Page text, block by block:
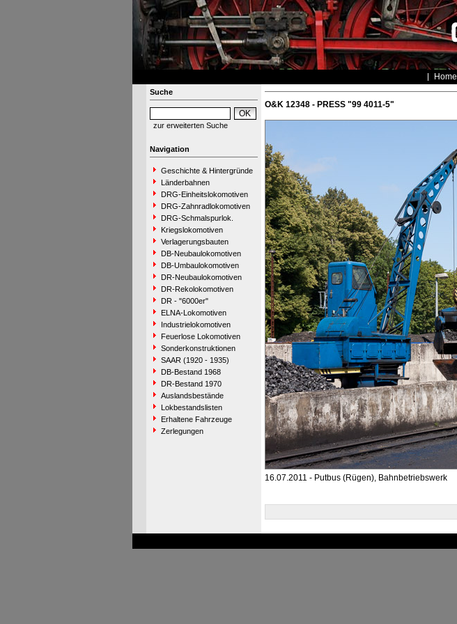
Home
Suche
zur erweiterten Suche
Navigation
Geschichte & Hintergründe
Länderbahnen
DRG-Einheitslokomotiven
DRG-Zahnradlokomotiven
DRG-Schmalspurlok.
Kriegslokomotiven
Verlagerungsbauten
DB-Neubaulokomotiven
DB-Umbaulokomotiven
DR-Neubaulokomotiven
DR-Rekolokomotiven
DR - "6000er"
ELNA-Lokomotiven
Industrielokomotiven
Feuerlose Lokomotiven
Sonderkonstruktionen
SAAR (1920 - 1935)
DB-Bestand 1968
DR-Bestand 1970
Auslandsbestände
Lokbestandslisten
Erhaltene Fahrzeuge
Zerlegungen
O&K 12348 - PRESS "99 4011-5"
16.07.2011 - Putbus (Rügen), Bahnbetriebswerk